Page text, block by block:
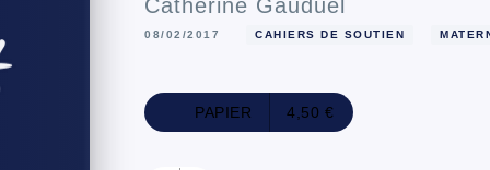
Catherine Gauduel
08/02/2017 CAHIERS DE SOUTIEN
PAPIER 4,50 €